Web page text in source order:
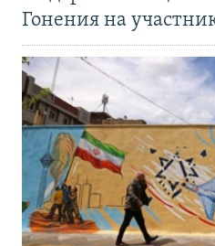
Гонения на